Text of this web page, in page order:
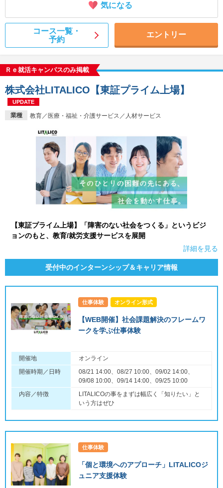
気になる
コース一覧・
予約
エントリー
Ｒｅ就活キャンパスのみ掲載
業種 教育／医療・福祉・介護サービス／人材サービス
株式会社LITALICO【東証プライム上場】
UPDATE
【東証プライム上場】「障害のない社会をつくる」というビジ
ョンのもと、教育/就労支援サービスを展開
詳細を見る
受付中のインターンシップ＆キャリア情報
仕事体験 オンライン形式
【WEB開催】社会課題解決のフレームワ
ークを学ぶ仕事体験
開催地
オンライン
開催時期／日時
08/21 14:00、08/27 10:00、09/02 14:00、
09/08 10:00、09/14 14:00、09/25 10:00
内容／特徴
LITALICOの事をまずは幅広く「知りたい」と
いう方はぜひ
仕事体験
「個と環境へのアプローチ」LITALICOジ
ュニア支援体験